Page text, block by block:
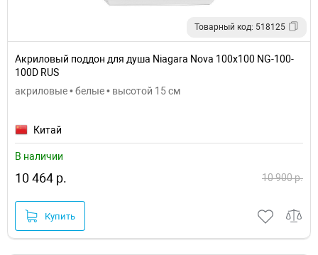
Товарный код: 518125
Акриловый поддон для душа Niagara Nova 100x100 NG-100-
100D RUS
акриловые • белые • высотой 15 см
Китай
В наличии
10 464 р. 10 900 р.
Купить